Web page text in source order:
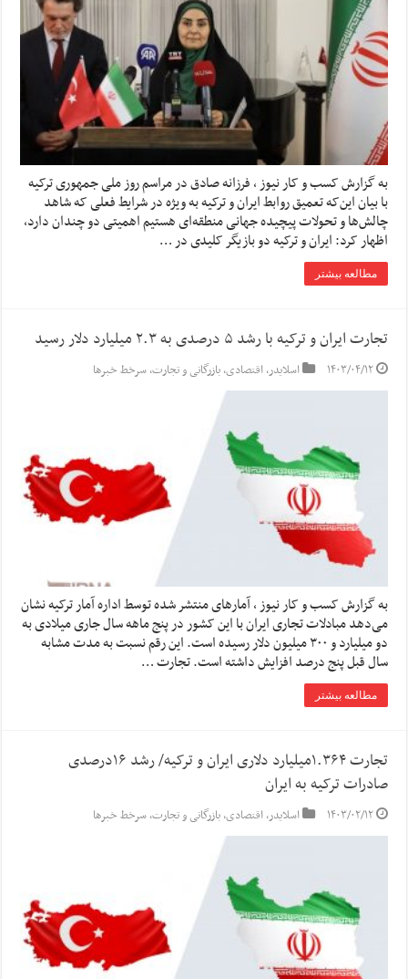
به گزارش کسب و کار نیوز ، فرزانه صادق در مراسم روز ملی جمهوری ترکیه
با بیان این‌که تعمیق روابط ایران و ترکیه به ویژه در شرایط فعلی که شاهد
چالش‌ها و تحولات پیچیده جهانی منطقه‌ای هستیم اهمیتی دو چندان دارد،
اظهار کرد: ایران و ترکیه دو بازیگر کلیدی در …
مطالعه بیشتر
تجارت ایران و ترکیه با رشد ۵ درصدی به ۲.۳ میلیارد دلار رسید
۱۴۰۳/۰۴/۱۲ اسلایدر,اقتصادی,بازرگانی و تجارت,سرخط خبرها
به گزارش کسب و کار نیوز ، آمارهای منتشر شده توسط اداره آمار ترکیه نشان
می‌دهد مبادلات تجاری ایران با این کشور در پنج ماهه سال جاری میلادی به
دو میلیارد و ۳۰۰ میلیون دلار رسیده است. این رقم نسبت به مدت مشابه
سال قبل پنج درصد افزایش داشته است. تجارت …
مطالعه بیشتر
تجارت ۱.۳۶۴میلیارد دلاری ایران و ترکیه/ رشد ۱۶درصدی
صادرات ترکیه به ایران
۱۴۰۳/۰۲/۱۲ اسلایدر,اقتصادی,بازرگانی و تجارت,سرخط خبرها